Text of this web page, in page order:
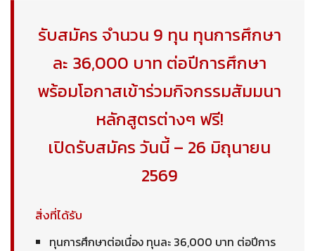
รับสมัคร จำนวน 9 ทุน ทุนการศึกษา
ละ 36,000 บาท ต่อปีการศึกษา
พร้อมโอกาสเข้าร่วมกิจกรรมสัมมนา
หลักสูตรต่างๆ ฟรี!
เปิดรับสมัคร วันนี้ – 26 มิถุนายน
2569
สิ่งที่ได้รับ
ทุนการศึกษาต่อเนื่อง ทุนละ 36,000 บาท ต่อปีการ